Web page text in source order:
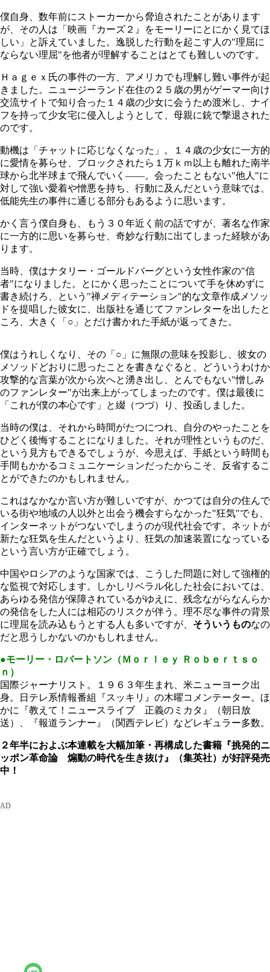
僕自身、数年前にストーカーから脅迫されたことがあります
が、その人は「映画『カーズ２』をモーリーにとにかく見てほ
しい」と訴えていました。逸脱した行動を起こす人の"理屈に
ならない理屈"を他者が理解することはとても難しいのです。
Ｈａｇｅｘ氏の事件の一方、アメリカでも理解し難い事件が起
きました。ニュージーランド在住の２５歳の男がゲーマー向け
交流サイトで知り合った１４歳の少女に会うため渡米し、ナイ
フを持って少女宅に侵入しようとして、母親に銃で撃退された
のです。
動機は「チャットに応じなくなった」。１４歳の少女に一方的
に愛情を募らせ、ブロックされたら１万ｋｍ以上も離れた南半
球から北半球まで飛んでいく――。会ったこともない"他人"に
対して強い愛着や憎悪を持ち、行動に及んだという意味では、
低能先生の事件に通じる部分もあるように思います。
かく言う僕自身も、もう３０年近く前の話ですが、著名な作家
に一方的に思いを募らせ、奇妙な行動に出てしまった経験があ
ります。
当時、僕はナタリー・ゴールドバーグという女性作家の"信
者"になりました。とにかく思ったことについて手を休めずに
書き続けろ、という"禅メディテーション"的な文章作成メソッ
ドを提唱した彼女に、出版社を通じてファンレターを出したと
ころ、大きく「○」とだけ書かれた手紙が返ってきた。
僕はうれしくなり、その「○」に無限の意味を投影し、彼女の
メソッドどおりに思ったことを書きなぐると、どういうわけか
攻撃的な言葉が次から次へと湧き出し、とんでもない"憎しみ
のファンレター"が出来上がってしまったのです。僕は最後に
「これが僕の本心です」と綴（つづ）り、投函しました。
当時の僕は、それから時間がたつにつれ、自分のやったことを
ひどく後悔することになりました。それが理性というものだ、
という見方もできるでしょうが、今思えば、手紙という時間も
手間もかかるコミュニケーションだったからこそ、反省するこ
とができたのかもしれません。
これはなかなか言い方が難しいですが、かつては自分の住んで
いる街や地域の人以外と出会う機会すらなかった"狂気"でも、
インターネットがつないでしまうのが現代社会です。ネットが
新たな狂気を生んだというより、狂気の加速装置になっている
という言い方が正確でしょう。
中国やロシアのような国家では、こうした問題に対して強権的
な監視で対応します。しかしリベラル化した社会においては、
あらゆる発信が保障されているがゆえに、残念ながらなんらか
の発信をした人には相応のリスクが伴う。理不尽な事件の背景
に理屈を読み込もうとする人も多いですが、 そういうものなの
だと思うしかないのかもしれません。
●モーリー・ロバートソン（Ｍｏｒｌｅｙ Ｒｏｂｅｒｔｓｏ
ｎ）
国際ジャーナリスト。１９６３年生まれ、米ニューヨーク出
身。日テレ系情報番組『スッキリ』の木曜コメンテーター。ほ
かに『教えて！ニュースライブ 正義のミカタ』（朝日放
送）、『報道ランナー』（関西テレビ）などレギュラー多数。
２年半におよぶ本連載を大幅加筆・再構成した書籍『挑発的ニ
ッポン革命論 煽動の時代を生き抜け』（集英社）が好評発売
中！